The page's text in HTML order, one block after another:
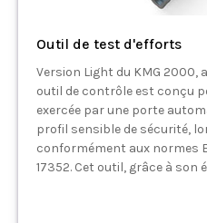
Outil de test d'efforts
Version Light du KMG 2000,
outil de contrôle est conçu
exercée par une porte
profil sensible de sécurité,
conformément aux normes
17352. Cet outil, grâce à son